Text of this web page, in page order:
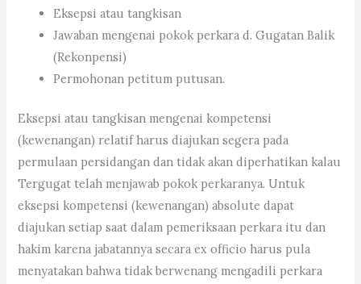
Eksepsi atau tangkisan
Jawaban mengenai pokok perkara d. Gugatan Balik
(Rekonpensi)
Permohonan petitum putusan.
Eksepsi atau tangkisan mengenai kompetensi
(kewenangan) relatif harus diajukan segera pada
permulaan persidangan dan tidak akan diperhatikan kalau
Tergugat telah menjawab pokok perkaranya. Untuk
eksepsi kompetensi (kewenangan) absolute dapat
diajukan setiap saat dalam pemeriksaan perkara itu dan
hakim karena jabatannya secara ex officio harus pula
menyatakan bahwa tidak berwenang mengadili perkara